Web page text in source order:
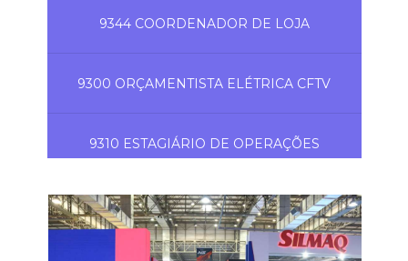
9344 COORDENADOR DE LOJA
9300 ORÇAMENTISTA ELÉTRICA CFTV
9310 ESTAGIÁRIO DE OPERAÇÕES